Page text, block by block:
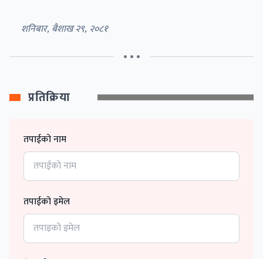
शनिबार, बैशाख २९, २०८१
• • •
प्रतिक्रिया
तपाईको नाम
तपाईको इमेल